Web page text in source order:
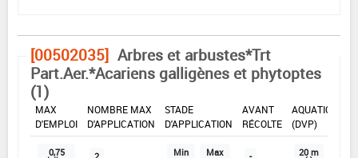
[00502035] Arbres et arbustes*Trt
Part.Aer.*Acariens galligènes et phytoptes
(1)
DOSE
MAX
D'EMPLOI
NOMBRE MAX
D'APPLICATION
STADE
D'APPLICATION
AVANT
RÉCOLTE
AQUATIQUE
(DVP)
0,75 Min Max 20 m